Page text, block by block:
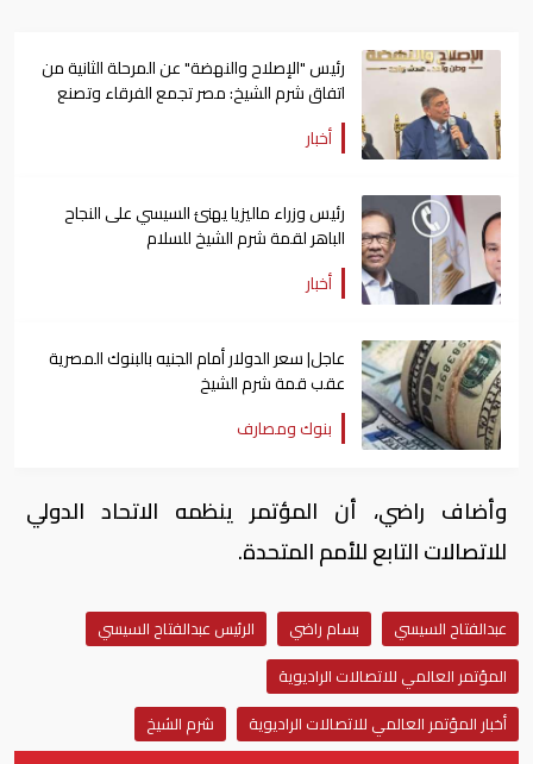
رئيس "الإصلاح والنهضة" عن المرحلة الثانية من
اتفاق شرم الشيخ: مصر تجمع الفرقاء وتصنع
السلام
أخبار
رئيس وزراء ماليزيا يهنئ السيسي على النجاح
الباهر لقمة شرم الشيخ للسلام
أخبار
عاجل| سعر الدولار أمام الجنيه بالبنوك المصرية
عقب قمة شرم الشيخ
بنوك ومصارف
وأضاف راضي، أن المؤتمر ينظمه الاتحاد الدولي
للاتصالات التابع للأمم المتحدة.
عبدالفتاح السيسي بسام راضي
الرئيس عبدالفتاح السيسي
المؤتمر العالمي للاتصالات الراديوية
أخبار المؤتمر العالمي للاتصالات الراديوية
شرم الشيخ